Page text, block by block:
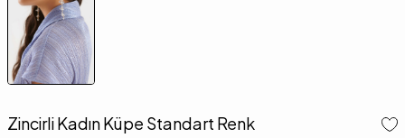
Zincirli Kadın Küpe Standart Renk